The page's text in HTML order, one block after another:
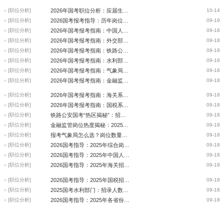
10-14
[职位分析]
09-19
[职位分析]
09-18
[职位分析]
09-18
[职位分析]
09-18
[职位分析]
09-18
[职位分析]
09-18
[职位分析]
09-18
[职位分析]
09-18
[职位分析]
09-18
[职位分析]
09-18
[职位分析]
09-18
[职位分析]
09-18
[职位分析]
09-18
[职位分析]
09-18
[职位分析]
09-18
[职位分析]
09-18
[职位分析]
09-18
[职位分析]
09-18
[职位分析]